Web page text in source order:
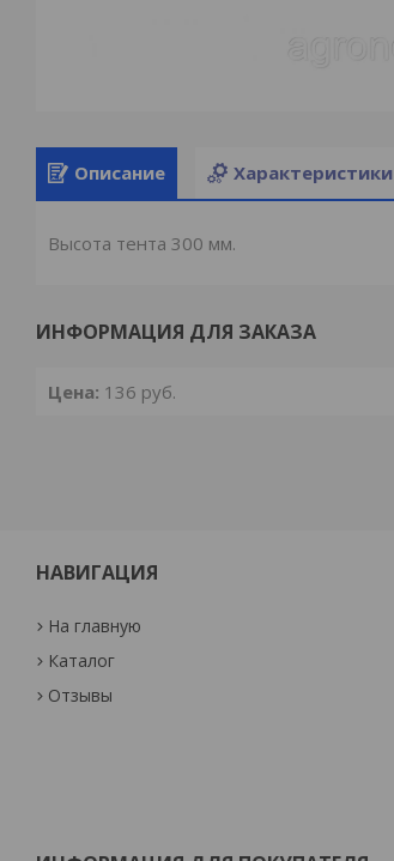
Описание Характеристики
Высота тента 300 мм.
ИНФОРМАЦИЯ ДЛЯ ЗАКАЗА
Цена: 136 руб.
НАВИГАЦИЯ
На главную
Каталог
Отзывы